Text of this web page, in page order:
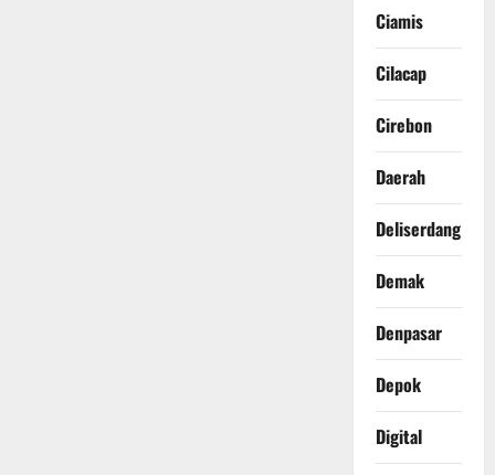
Ciamis
Cilacap
Cirebon
Daerah
Deliserdang
Demak
Denpasar
Depok
Digital